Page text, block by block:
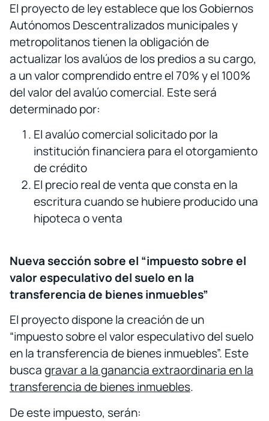
El proyecto de ley establece que los Gobiernos
Autónomos Descentralizados municipales y
metropolitanos tienen la obligación de
actualizar los avalúos de los predios a su cargo,
a un valor comprendido entre el 70% y el 100%
del valor del avalúo comercial. Este será
determinado por:
El avalúo comercial solicitado por la
institución financiera para el otorgamiento
de crédito
El precio real de venta que consta en la
escritura cuando se hubiere producido una
hipoteca o venta
Nueva sección sobre el “impuesto sobre el
valor especulativo del suelo en la
transferencia de bienes inmuebles”
El proyecto dispone la creación de un
“impuesto sobre el valor especulativo del suelo
en la transferencia de bienes inmuebles”. Este
buscagravar a la ganancia extraordinaria en la
transferencia de bienes inmuebles.
De este impuesto, serán: